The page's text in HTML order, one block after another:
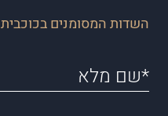
השדות המסומנים